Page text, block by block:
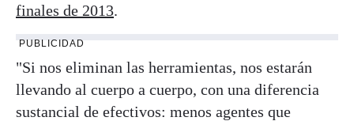
finales de 2013.
PUBLICIDAD
"Si nos eliminan las herramientas, nos estarán
llevando al cuerpo a cuerpo, con una diferencia
sustancial de efectivos: menos agentes que